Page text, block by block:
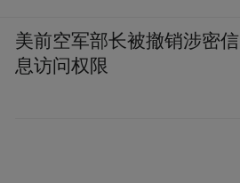
美前空军部长被撤销涉密信
息访问权限